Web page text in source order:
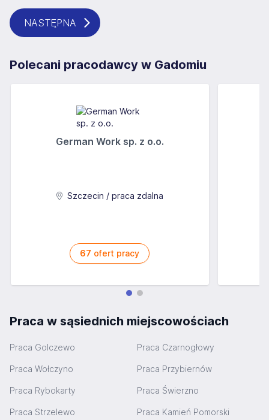
NASTĘPNA
Polecani pracodawcy w Gadomiu
German Work sp. z o.o.
Szczecin / praca zdalna
67 ofert pracy
Praca w sąsiednich miejscowościach
Praca Golczewo Praca Czarnogłowy
Praca Wołczyno Praca Przybiernów
Praca Rybokarty Praca Świerzno
Praca Strzelewo Praca Kamień Pomorski